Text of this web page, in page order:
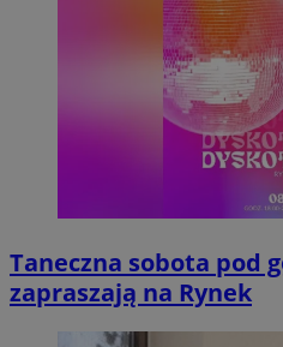
Taneczna sobota pod
zapraszają na Rynek